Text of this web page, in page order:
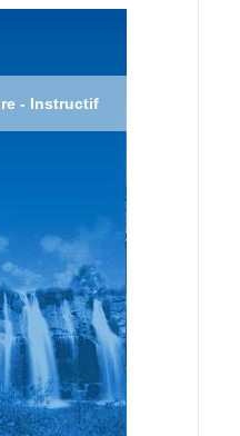
- Instructif